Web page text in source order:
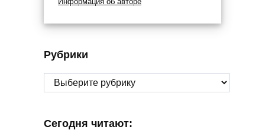
Рубрики
Рубрики
Сегодня читают: